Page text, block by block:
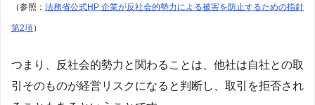
（参照： 法務省公式HP 企業が反社会的勢力による被害を防止するための指針
第2項）
つまり、反社会的勢力と関わることは、他社は自社との取
引そのものが経営リスクになると判断し、取引を拒否され